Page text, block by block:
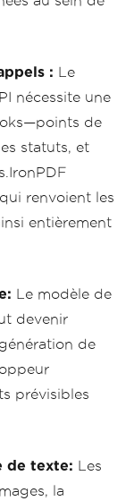
: Le
nécessite une
de
statuts, et
renvoient les
entièrement
Le modèle de
devenir
de
prévisibles
de texte: Les
la